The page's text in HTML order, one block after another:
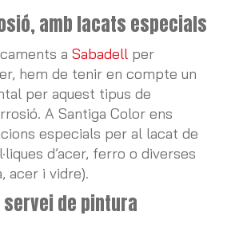
amb lacats especials
a Sabadell per
hem de tenir en compte un
per aquest tipus de
A Santiga Color ens
especials per al lacat de
d’acer, ferro o diverses
acer i vidre).
de pintura